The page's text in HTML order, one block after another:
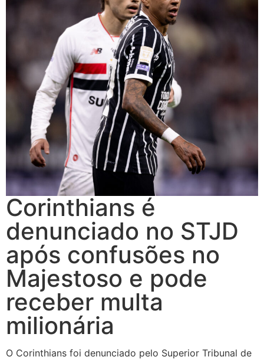
Corinthians é
denunciado no STJD
após confusões no
Majestoso e pode
receber multa
milionária
O Corinthians foi denunciado pelo Superior Tribunal de